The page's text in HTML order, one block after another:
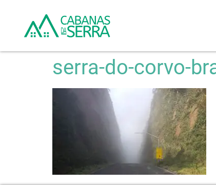
serra-do-corvo-